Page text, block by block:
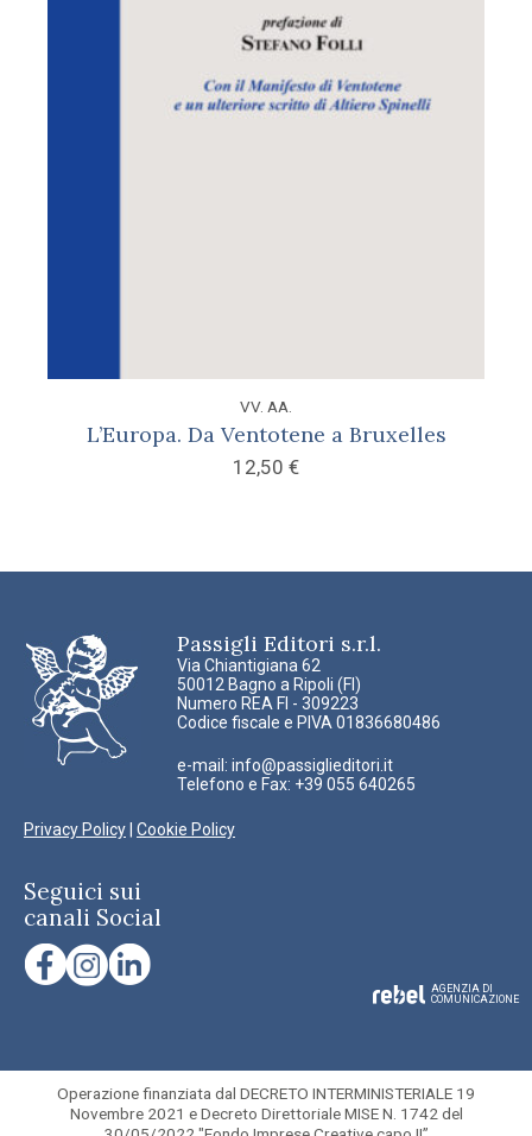
VV. AA.
L’Europa. Da Ventotene a Bruxelles
12,50 €
Passigli Editori s.r.l.
Via Chiantigiana 62
50012 Bagno a Ripoli (FI)
Numero REA FI - 309223
Codice fiscale e PIVA 01836680486
e-mail: info@passiglieditori.it
Telefono e Fax: +39 055 640265
Privacy Policy Cookie Policy
Seguici sui
canali Social
AGENZIA DI
COMUNICAZIONE
Operazione finanziata dal DECRETO INTERMINISTERIALE 19
Novembre 2021 e Decreto Direttoriale MISE N. 1742 del